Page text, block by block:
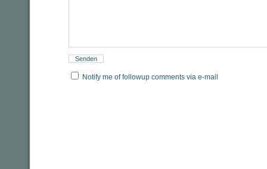
Notify me of followup comments via e-mail